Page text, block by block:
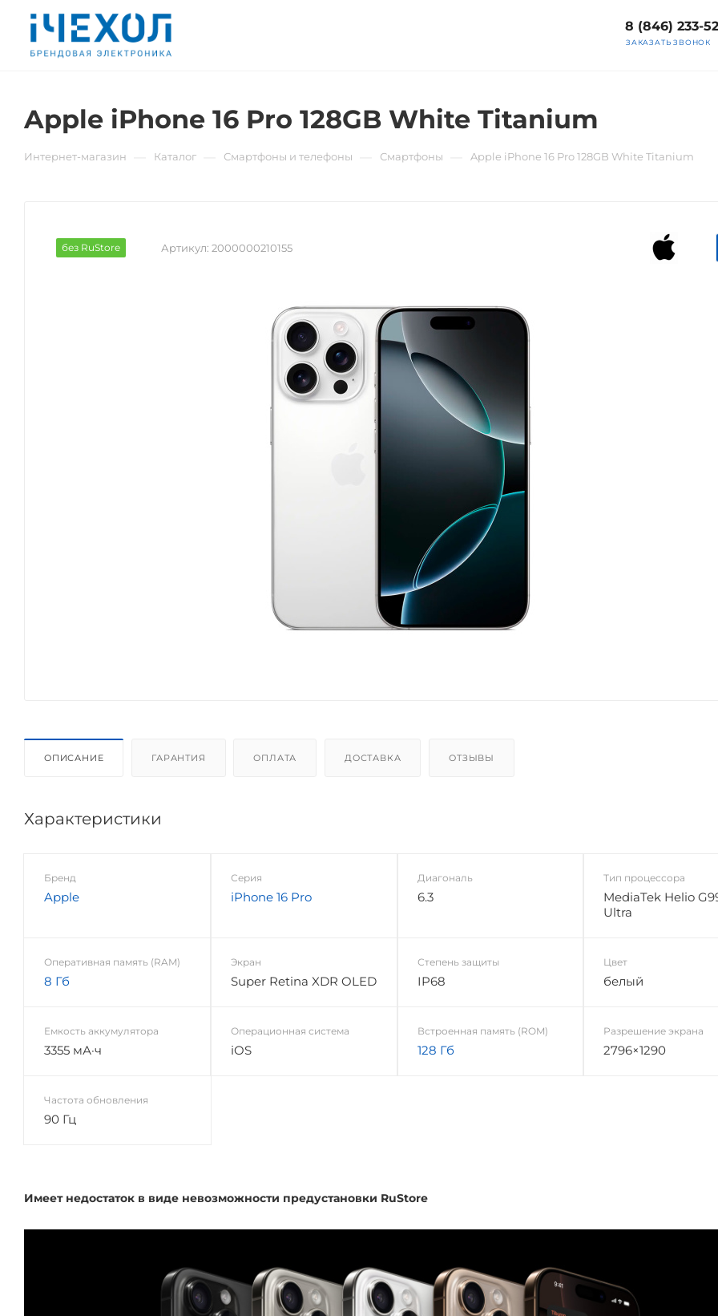
8 (846) 233-
ЗАКАЗАТЬ ЗВОНОК
Apple iPhone 16 Pro 128GB White Titanium
Интернет-магазин Каталог Смартфоны и телефоны Смартфоны Apple iPhone 16 Pro 128GB White Titanium
без RuStore Артикул: 2000000210155
ОПИСАНИЕ ГАРАНТИЯ ОПЛАТА ДОСТАВКА ОТЗЫВЫ
Имеет недостаток в виде невозможности предустановки RuStore
Характеристики
Бренд
Apple
Серия
iPhone 16 Pro
Диагональ
6.3
Тип процессора
MediaTek Helio
Ultra
Оперативная память (RAM)
8 Гб
Экран
Super Retina XDR OLED
Степень защиты
IP68
Цвет
белый
Емкость аккумулятора
3355 мА·ч
Операционная система
iOS
Встроенная память (ROM)
128 Гб
Разрешение экрана
2796×1290
Частота обновления
90 Гц